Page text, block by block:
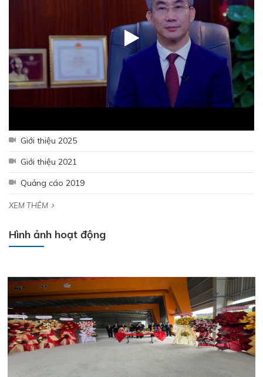
Giới thiệu 2025
Giới thiệu 2021
Quảng cáo 2019
XEM THÊM
Hình ảnh hoạt động
Hưởng ứng tháng công nhân 2026 - Lan tỏa tinh thần gắn kết